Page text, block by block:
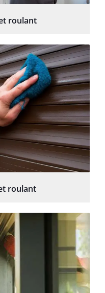
roulant
roulant